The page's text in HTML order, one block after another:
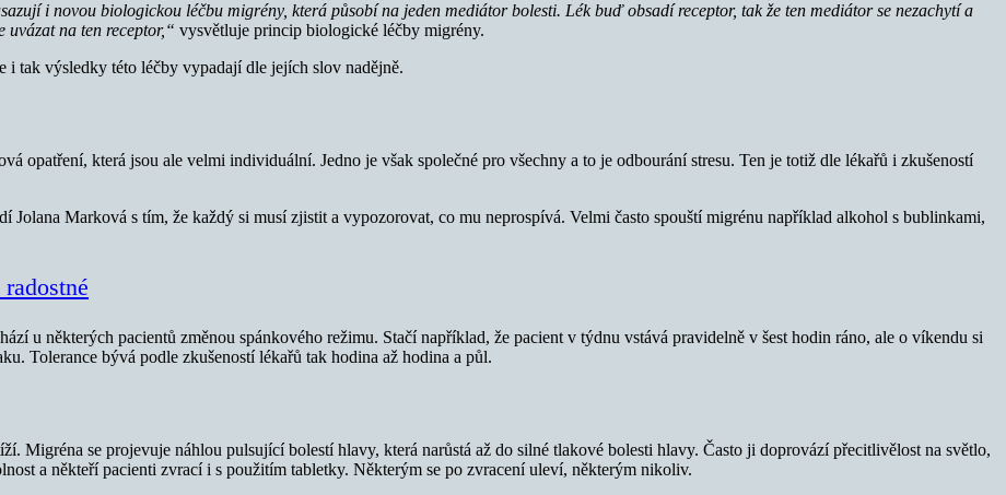
i novou biologickou léčbu migrény, která působí na jeden mediátor bolesti. Lék buď obsadí receptor, tak že ten mediátor se nezachytí a
uvázat na ten receptor,“ vysvětluje princip biologické léčby migrény.
tak výsledky této léčby vypadají dle jejích slov nadějně.
opatření, která jsou ale velmi individuální. Jedno je však společné pro všechny a to je odbourání stresu. Ten je totiž dle lékařů i zkušeností
Jolana Marková s tím, že každý si musí zjistit a vypozorovat, co mu neprospívá. Velmi často spouští migrénu například alkohol s bublinkami,
u některých pacientů změnou spánkového režimu. Stačí například, že pacient v týdnu vstává pravidelně v šest hodin ráno, ale o víkendu si
Tolerance bývá podle zkušeností lékařů tak hodina až hodina a půl.
Migréna se projevuje náhlou pulsující bolestí hlavy, která narůstá až do silné tlakové bolesti hlavy. Často ji doprovází přecitlivělost na světlo,
a někteří pacienti zvrací i s použitím tabletky. Některým se po zvracení uleví, některým nikoliv.